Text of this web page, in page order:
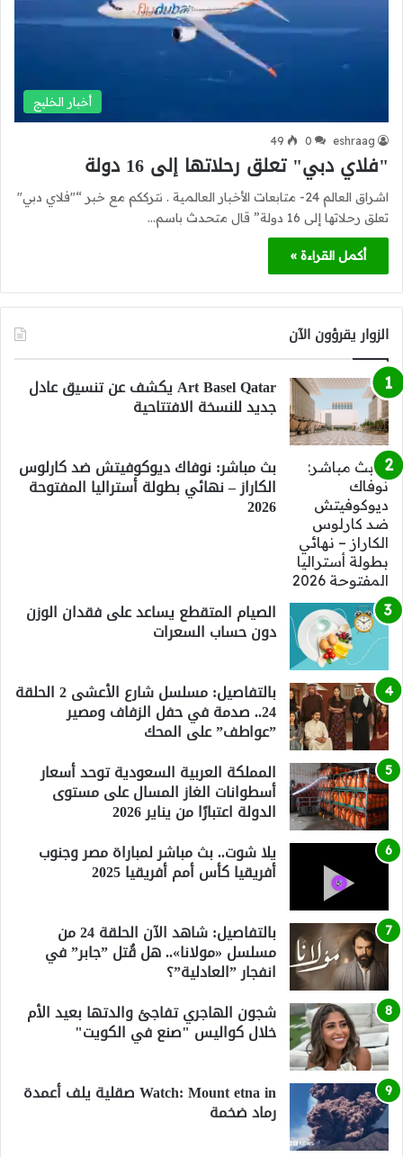
أخبار الخليج
eshraag
0
49
"فلاي دبي" تعلق رحلاتها إلى 16 دولة
اشراق العالم 24- متابعات الأخبار العالمية . نترككم مع خبر “"فلاي دبي"
تعلق رحلاتها إلى 16 دولة” قال متحدث باسم…
أكمل القراءة »
الزوار يقرؤون الآن
Art Basel Qatar يكشف عن تنسيق عادل
جديد للنسخة الافتتاحية
بث مباشر: نوفاك ديوكوفيتش ضد كارلوس
الكاراز – نهائي بطولة أستراليا المفتوحة
2026
الصيام المتقطع يساعد على فقدان الوزن
دون حساب السعرات
بالتفاصيل: مسلسل شارع الأعشى 2 الحلقة
24.. صدمة في حفل الزفاف ومصير
”عواطف” على المحك
المملكة العربية السعودية توحد أسعار
أسطوانات الغاز المسال على مستوى
الدولة اعتبارًا من يناير 2026
يلا شوت.. بث مباشر لمباراة مصر وجنوب
أفريقيا كأس أمم أفريقيا 2025
بالتفاصيل: شاهد الآن الحلقة 24 من
مسلسل «مولانا».. هل قُتل ”جابر” في
انفجار ”العادلية”؟
شجون الهاجري تفاجئ والدتها بعيد الأم
خلال كواليس "صنع في الكويت"
Watch: Mount etna in صقلية يلف أعمدة
رماد ضخمة